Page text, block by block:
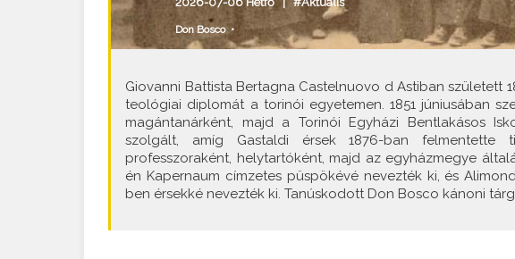
Don Bosco•
Giovanni Battista Bertagna Castelnuovo d Astiban született
teológiai diplomát a torinói egyetemen. 1851 júniusában
magántanárként, majd a Torinói Egyházi Bentlakásos
szolgált, amíg Gastaldi érsek 1876-ban felmentette
professzoraként, helytartóként, majd az egyházmegye
én Kapernaum címzetes püspökévé nevezték ki, és
ben érsekké nevezték ki. Tanúskodott Don Bosco kánoni